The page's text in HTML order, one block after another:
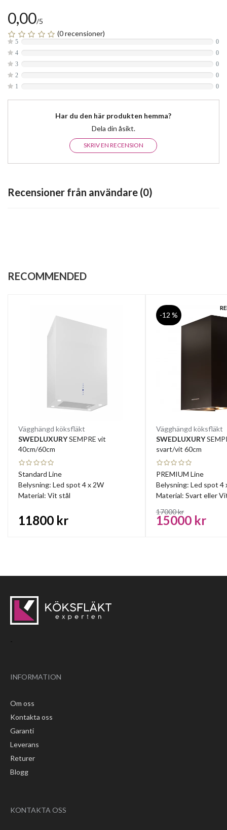
0,00/5
(0 recensioner)
5
0
4
0
3
0
2
0
1
0
Har du den här produkten hemma?
Dela din åsikt.
SKRIV EN RECENSION
Recensioner från användare (0)
RECOMMENDED
Vägghängd köksfläkt
SWEDLUXURYSEMPRE vit
40cm/60cm
11800 kr
Standard Line
Belysning: Led spot 4 x 2W
Material: Vit stål
-12 %
Vägghängd köksfläkt
SWEDLUXURY
svart/vit 60cm
15000 kr
17000 kr
PREMIUM Line
Belysning: Led spot 4
Material: Svart eller
-
INFORMATION
Om oss
Kontakta oss
Garanti
Leverans
Returer
Blogg
KONTAKTA OSS